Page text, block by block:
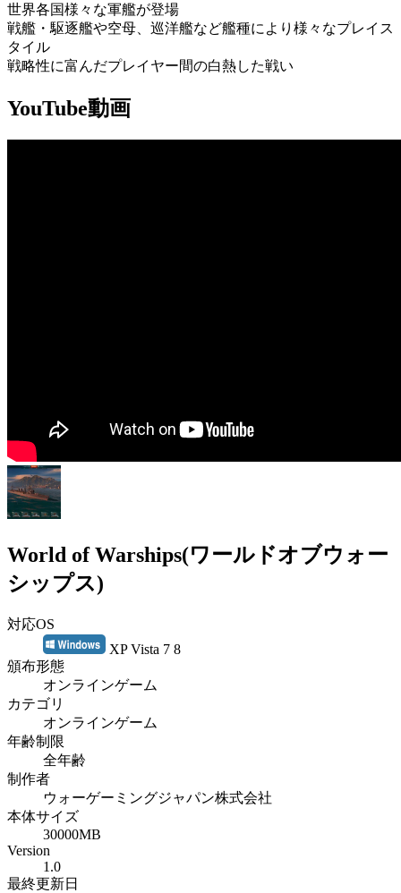
世界各国様々な軍艦が登場
戦艦・駆逐艦や空母、巡洋艦など艦種により様々なプレイス
タイル
戦略性に富んだプレイヤー間の白熱した戦い
YouTube動画
World of Warships(ワールドオブウォー
シップス)
対応OS
XP Vista 7 8
頒布形態
オンラインゲーム
カテゴリ
オンラインゲーム
年齢制限
全年齢
制作者
ウォーゲーミングジャパン株式会社
本体サイズ
30000MB
Version
1.0
最終更新日